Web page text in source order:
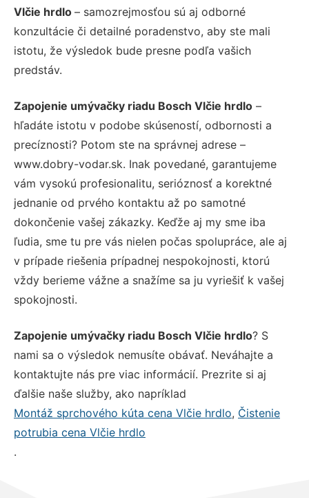
Vlčie hrdlo – samozrejmosťou sú aj odborné
konzultácie či detailné poradenstvo, aby ste mali
istotu, že výsledok bude presne podľa vašich
predstáv.
Zapojenie umývačky riadu Bosch Vlčie hrdlo –
hľadáte istotu v podobe skúseností, odbornosti a
precíznosti? Potom ste na správnej adrese –
www.dobry-vodar.sk. Inak povedané, garantujeme
vám vysokú profesionalitu, serióznosť a korektné
jednanie od prvého kontaktu až po samotné
dokončenie vašej zákazky. Keďže aj my sme iba
ľudia, sme tu pre vás nielen počas spolupráce, ale aj
v prípade riešenia prípadnej nespokojnosti, ktorú
vždy berieme vážne a snažíme sa ju vyriešiť k vašej
spokojnosti.
Zapojenie umývačky riadu Bosch Vlčie hrdlo? S
nami sa o výsledok nemusíte obávať. Neváhajte a
kontaktujte nás pre viac informácií. Prezrite si aj
ďalšie naše služby, ako napríklad
Montáž sprchového kúta cena Vlčie hrdlo, Čistenie
potrubia cena Vlčie hrdlo
.